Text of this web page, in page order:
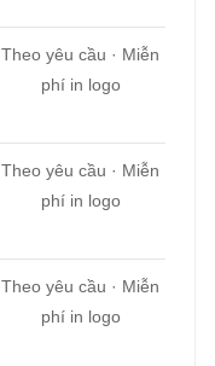
Theo yêu cầu · Miễn
phí in logo
Theo yêu cầu · Miễn
phí in logo
Theo yêu cầu · Miễn
phí in logo